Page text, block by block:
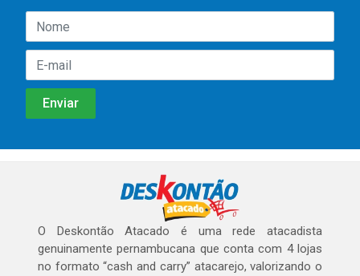
O Deskontão Atacado é uma rede atacadista
genuinamente pernambucana que conta com 4 lojas
no formato “cash and carry” atacarejo, valorizando o